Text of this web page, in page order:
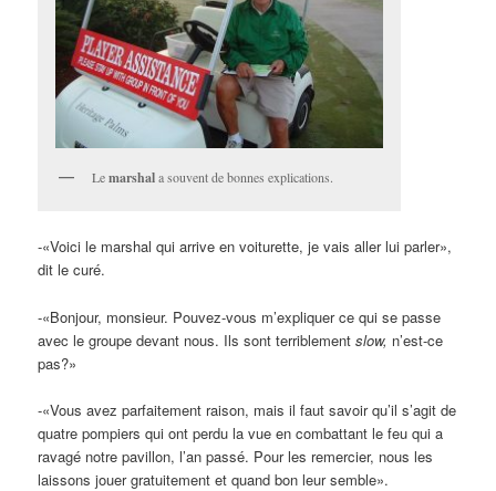
Lemarshala souvent de bonnes explications.
-«Voici le marshal qui arrive en voiturette, je vais aller lui parler»,
dit le curé.
-«Bonjour, monsieur. Pouvez-vous m’expliquer ce qui se passe
avec le groupe devant nous. Ils sont terriblementslow, n’est-ce
pas?»
-«Vous avez parfaitement raison, mais il faut savoir qu’il s’agit de
quatre pompiers qui ont perdu la vue en combattant le feu qui a
ravagé notre pavillon, l’an passé. Pour les remercier, nous les
laissons jouer gratuitement et quand bon leur semble».